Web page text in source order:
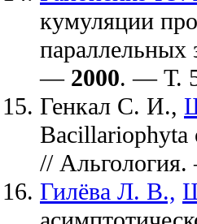
кумуляции
параллельных
— 2000. — Т.
Генкал С. И.,
Bacillariophyta
//
Гилёва Л. В.,